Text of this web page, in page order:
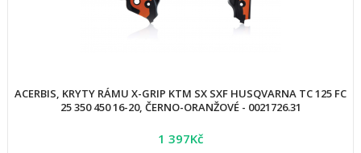
ACERBIS, KRYTY RÁMU X-GRIP KTM SX SXF HUSQVARNA TC 125 FC
25 350 450 16-20, ČERNO-ORANŽOVÉ - 0021726.31
1 397Kč